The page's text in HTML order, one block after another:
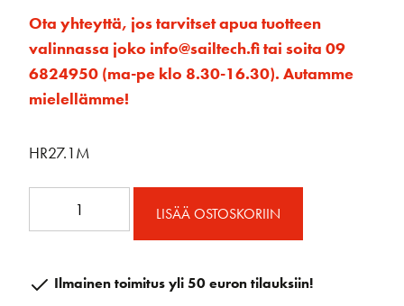
Ota yhteyttä, jos tarvitset apua tuotteen
valinnassa joko info@sailtech.fi tai soita 09
6824950 (ma-pe klo 8.30-16.30). Autamme
mielellämme!
HR27.1M
1m
LISÄÄ OSTOSKORIIN
Ilmainen toimitus yli 50 euron tilauksiin!